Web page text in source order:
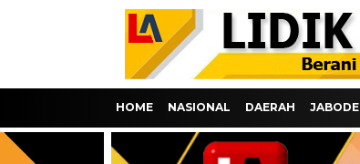
HOME NASIONAL DAERAH